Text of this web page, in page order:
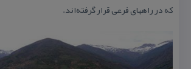
كه در راههای فرعی قرار گرفته‌اند.